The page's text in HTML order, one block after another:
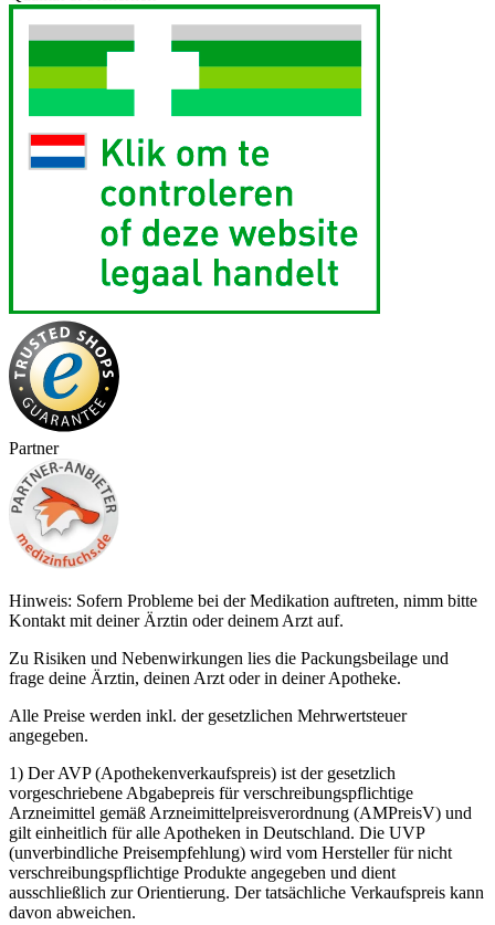
Partner
Hinweis: Sofern Probleme bei der Medikation auftreten, nimm bitte
Kontakt mit deiner Ärztin oder deinem Arzt auf.
Zu Risiken und Nebenwirkungen lies die Packungsbeilage und
frage deine Ärztin, deinen Arzt oder in deiner Apotheke.
Alle Preise werden inkl. der gesetzlichen Mehrwertsteuer
angegeben.
1) Der AVP (Apothekenverkaufspreis) ist der gesetzlich
vorgeschriebene Abgabepreis für verschreibungspflichtige
Arzneimittel gemäß Arzneimittelpreisverordnung (AMPreisV) und
gilt einheitlich für alle Apotheken in Deutschland. Die UVP
(unverbindliche Preisempfehlung) wird vom Hersteller für nicht
verschreibungspflichtige Produkte angegeben und dient
ausschließlich zur Orientierung. Der tatsächliche Verkaufspreis kann
davon abweichen.